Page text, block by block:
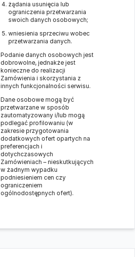
żądania usunięcia lub
ograniczenia przetwarzania
swoich danych osobowych;
wniesienia sprzeciwu wobec
przetwarzania danych.
Podanie danych osobowych jest
dobrowolne, jednakże jest
konieczne do realizacji
Zamówienia i skorzystania z
innych funkcjonalności serwisu.
Dane osobowe mogą być
przetwarzane w sposób
zautomatyzowany i/lub mogą
podlegać profilowaniu (w
zakresie przygotowania
dodatkowych ofert opartych na
preferencjach i
dotychczasowych
Zamówieniach – nieskutkujących
w żadnym wypadku
podniesieniem cen czy
ograniczeniem
ogólnodostępnych ofert).